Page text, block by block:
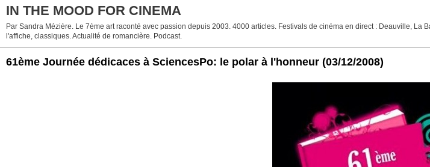
IN THE MOOD FOR CINEMA
Par Sandra Mézière. Le 7ème art raconté avec passion depuis 2003. 4000 articles. Festivals de cinéma en direct : Deauville, La
l'affiche, classiques. Actualité de romancière. Podcast.
61ème Journée dédicaces à SciencesPo: le polar à l'honneur (03/12/2008)